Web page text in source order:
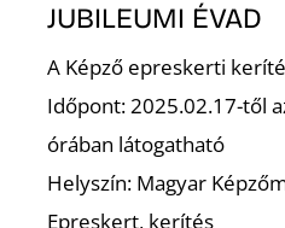
JUBILEUMI ÉVAD
A Képző epreskerti
Időpont: 2025.02.17-től
órában látogatható
Helyszín: Magyar
Epreskert, kerítés